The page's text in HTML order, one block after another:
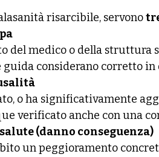
risarcibile, servono
del medico o della struttura
guida considerano corretto
o ha significativamente
verificato anche con una
(danno conseguenza)
un peggioramento